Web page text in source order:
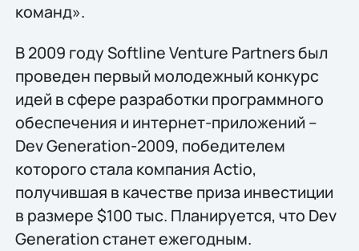
команд».
В 2009 году Softline Venture Partners был
проведен первый молодежный конкурс
идей в сфере разработки программного
обеспечения и интернет-приложений –
Dev Generation-2009, победителем
которого стала компания Actio,
получившая в качестве приза инвестиции
в размере $100 тыс. Планируется, что Dev
Generation станет ежегодным.